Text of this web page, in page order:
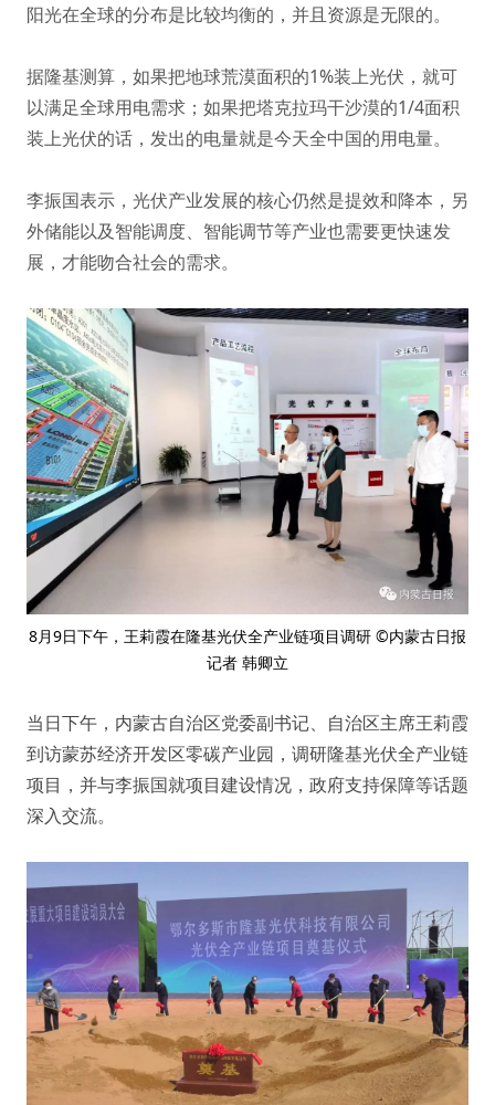
阳光在全球的分布是比较均衡的，并且资源是无限的。
据隆基测算，如果把地球荒漠面积的1%装上光伏，就可
以满足全球用电需求；如果把塔克拉玛干沙漠的1/4面积
装上光伏的话，发出的电量就是今天全中国的用电量。
李振国表示，光伏产业发展的核心仍然是提效和降本，另
外储能以及智能调度、智能调节等产业也需要更快速发
展，才能吻合社会的需求。
8月9日下午，王莉霞在隆基光伏全产业链项目调研 ©内蒙古日报
记者 韩卿立
当日下午，内蒙古自治区党委副书记、自治区主席王莉霞
到访蒙苏经济开发区零碳产业园，调研隆基光伏全产业链
项目，并与李振国就项目建设情况，政府支持保障等话题
深入交流。